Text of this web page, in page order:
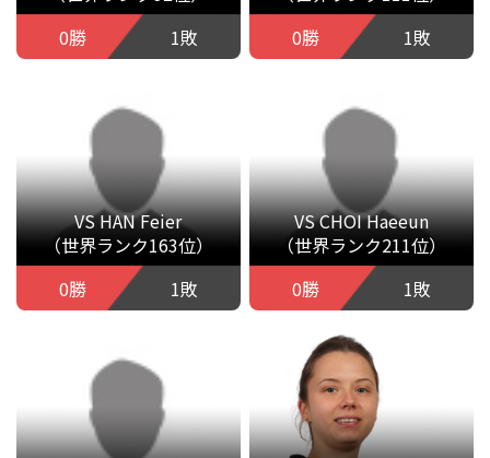
0勝
1敗
0勝
1敗
VS HAN Feier
（世界ランク163位）
0勝
1敗
VS CHOI Haeeun
（世界ランク211位）
0勝
1敗